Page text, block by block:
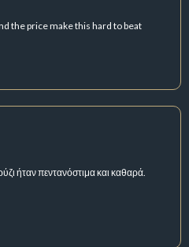
the price make this hard to beat
ήταν πεντανόστιμα και καθαρά.